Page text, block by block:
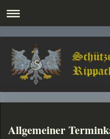
Allgemeiner